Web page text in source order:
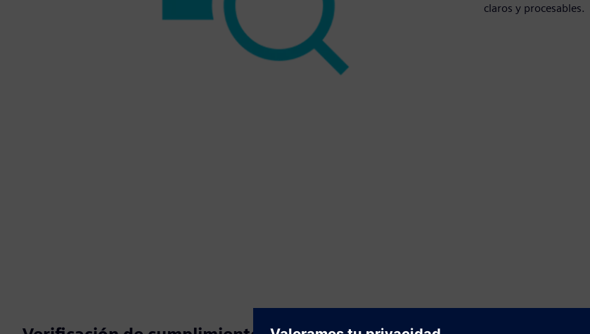
claros y procesables.